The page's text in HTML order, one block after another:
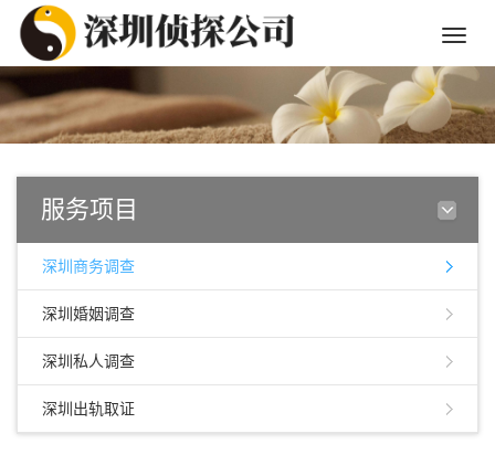
Toggle
服务项目
深圳商务调查
深圳婚姻调查
深圳私人调查
深圳出轨取证